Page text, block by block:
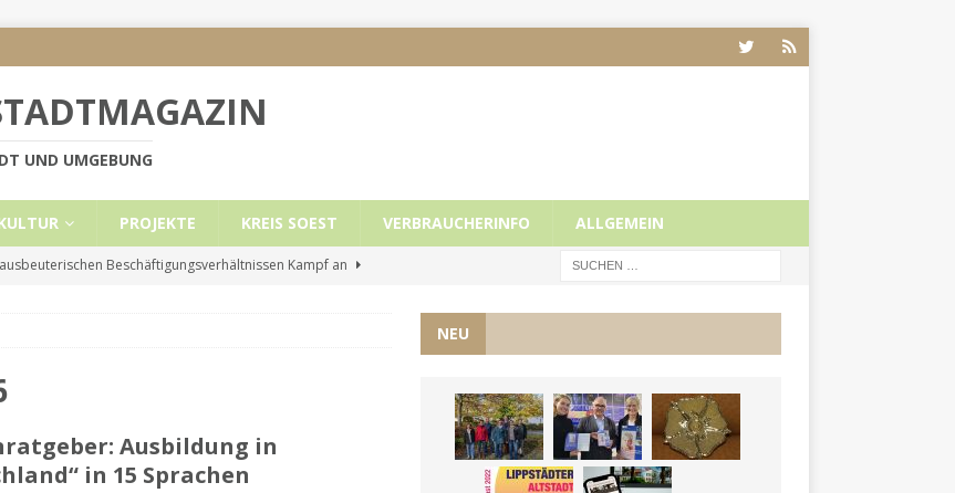
UND UMGEBUNG
PROJEKTE KREIS SOEST VERBRAUCHERINFO ALLGEMEIN
Beschäftigungsverhältnissen Kampf an
im Bundestag vom 13.11.24
Ausbildung in
in 15 Sprachen
NEU